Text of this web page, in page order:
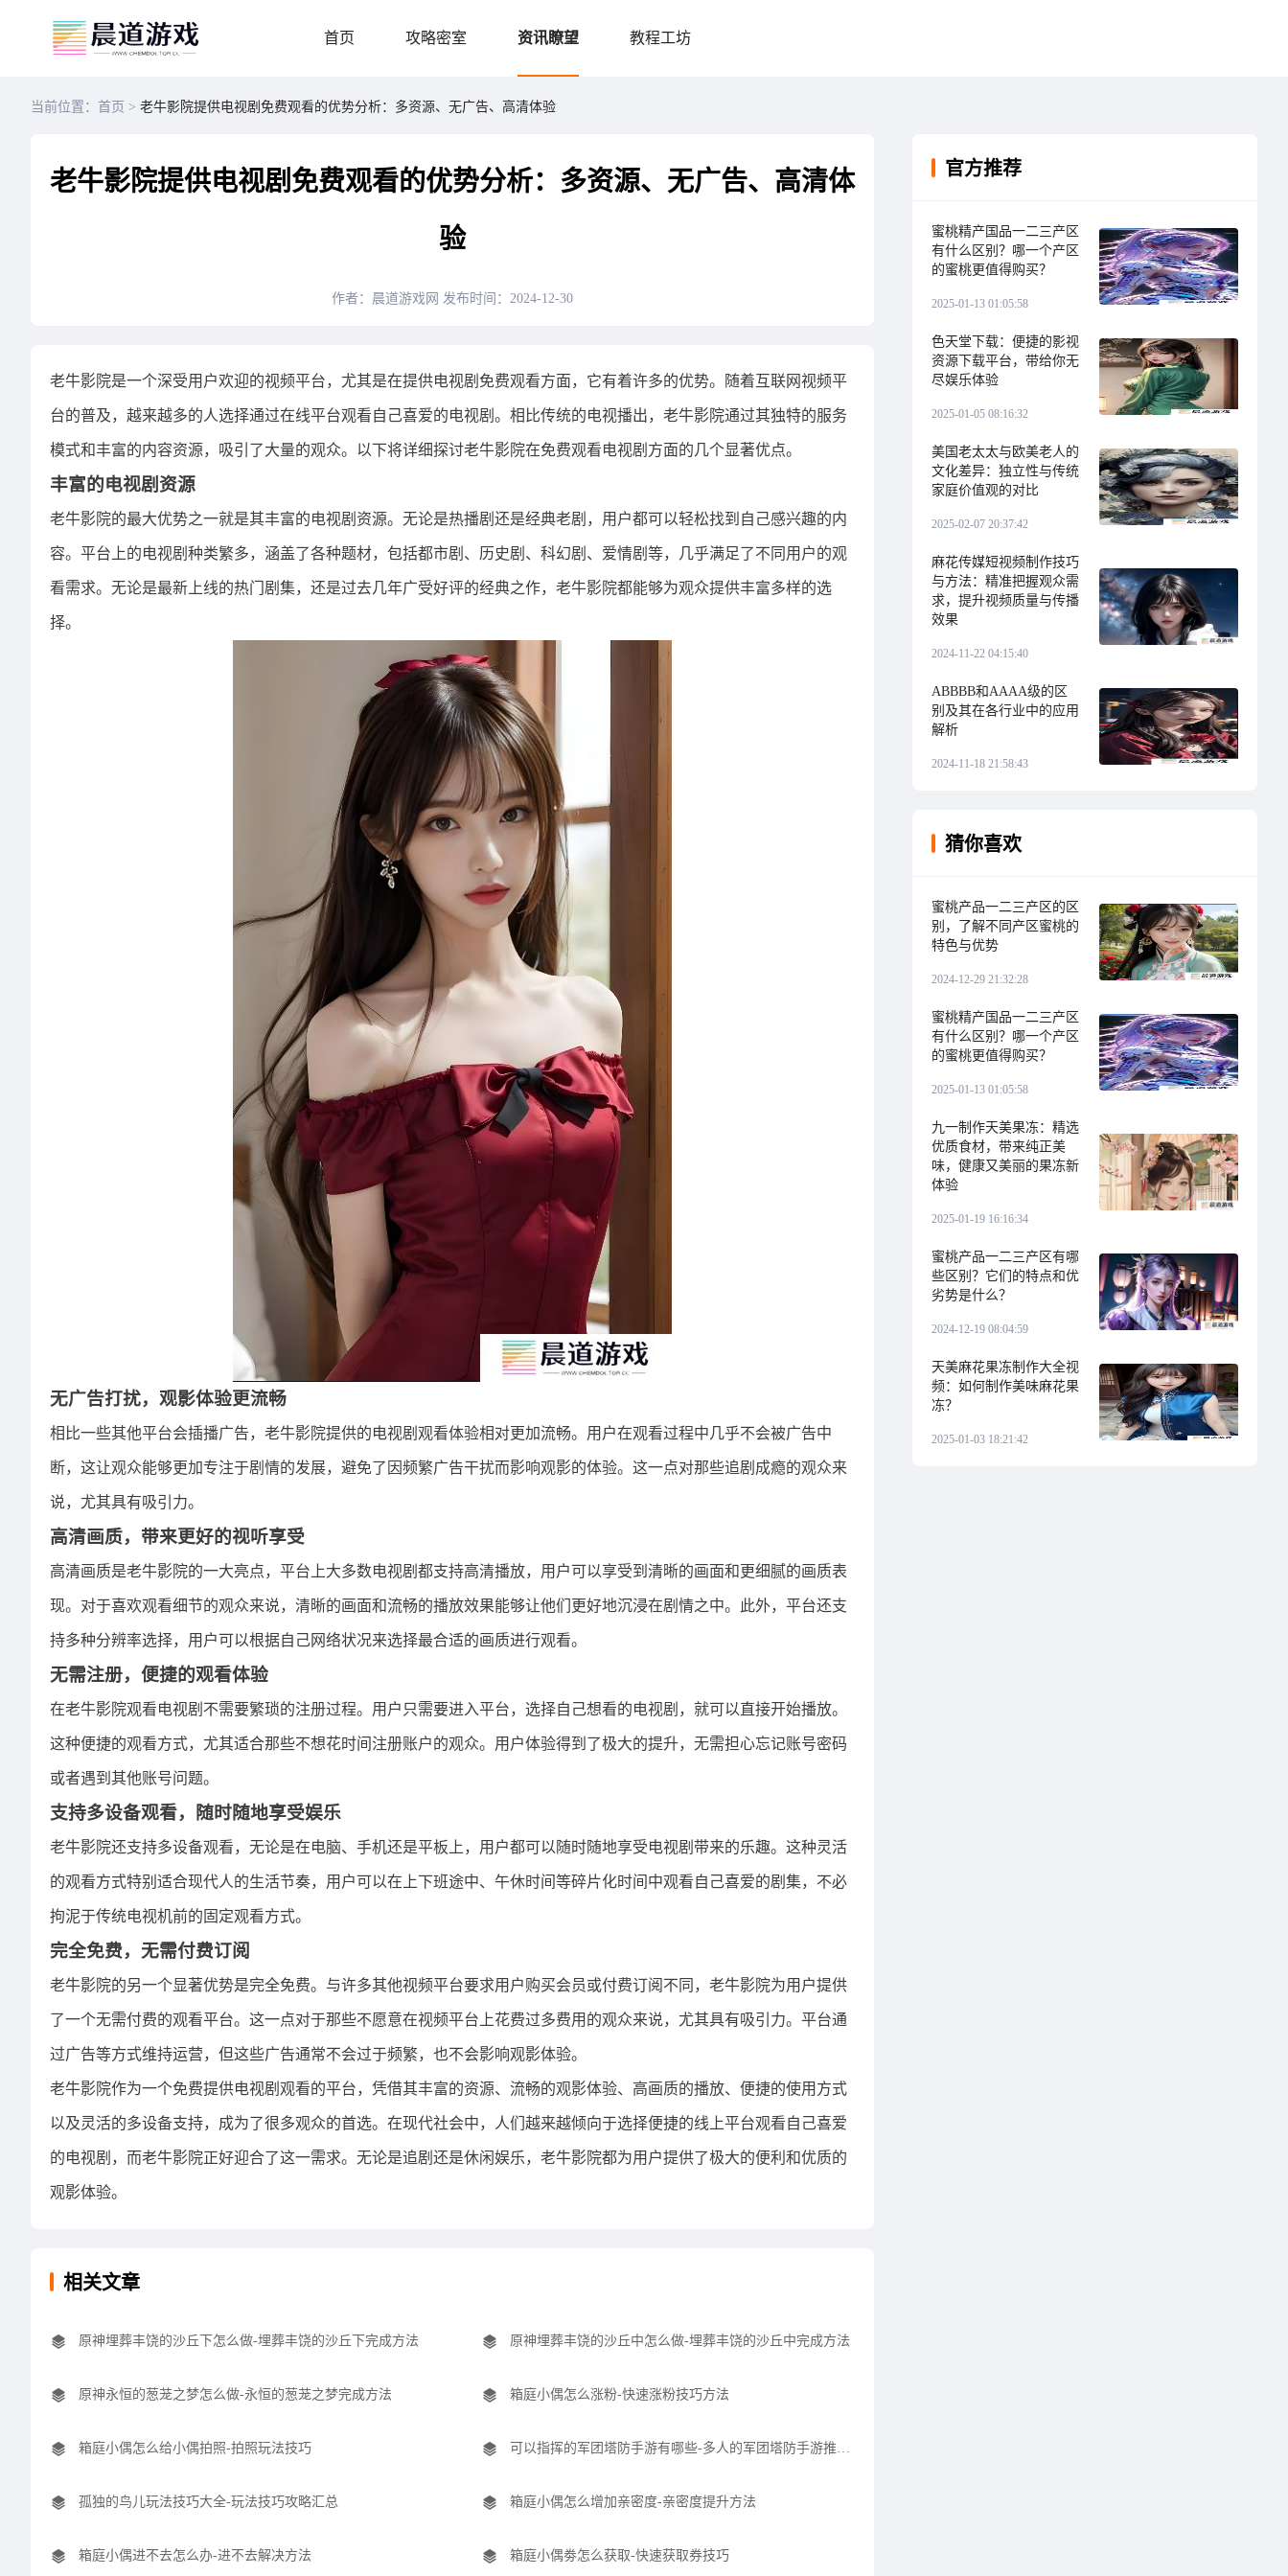
首页 攻略密室 资讯瞭望 教程工坊
当前位置：首页 > 老牛影院提供电视剧免费观看的优势分析：多资源、无广告、高清体验
老牛影院提供电视剧免费观看的优势分析：多资源、无广告、高清体
验
作者：晨道游戏网 发布时间：2024-12-30
老牛影院是一个深受用户欢迎的视频平台，尤其是在提供电视剧免费观看方面，它有着许多的优势。随着互联网视频平
台的普及，越来越多的人选择通过在线平台观看自己喜爱的电视剧。相比传统的电视播出，老牛影院通过其独特的服务
模式和丰富的内容资源，吸引了大量的观众。以下将详细探讨老牛影院在免费观看电视剧方面的几个显著优点。
丰富的电视剧资源
老牛影院的最大优势之一就是其丰富的电视剧资源。无论是热播剧还是经典老剧，用户都可以轻松找到自己感兴趣的内
容。平台上的电视剧种类繁多，涵盖了各种题材，包括都市剧、历史剧、科幻剧、爱情剧等，几乎满足了不同用户的观
看需求。无论是最新上线的热门剧集，还是过去几年广受好评的经典之作，老牛影院都能够为观众提供丰富多样的选
择。
无广告打扰，观影体验更流畅
相比一些其他平台会插播广告，老牛影院提供的电视剧观看体验相对更加流畅。用户在观看过程中几乎不会被广告中
断，这让观众能够更加专注于剧情的发展，避免了因频繁广告干扰而影响观影的体验。这一点对那些追剧成瘾的观众来
说，尤其具有吸引力。
高清画质，带来更好的视听享受
高清画质是老牛影院的一大亮点，平台上大多数电视剧都支持高清播放，用户可以享受到清晰的画面和更细腻的画质表
现。对于喜欢观看细节的观众来说，清晰的画面和流畅的播放效果能够让他们更好地沉浸在剧情之中。此外，平台还支
持多种分辨率选择，用户可以根据自己网络状况来选择最合适的画质进行观看。
无需注册，便捷的观看体验
在老牛影院观看电视剧不需要繁琐的注册过程。用户只需要进入平台，选择自己想看的电视剧，就可以直接开始播放。
这种便捷的观看方式，尤其适合那些不想花时间注册账户的观众。用户体验得到了极大的提升，无需担心忘记账号密码
或者遇到其他账号问题。
支持多设备观看，随时随地享受娱乐
老牛影院还支持多设备观看，无论是在电脑、手机还是平板上，用户都可以随时随地享受电视剧带来的乐趣。这种灵活
的观看方式特别适合现代人的生活节奏，用户可以在上下班途中、午休时间等碎片化时间中观看自己喜爱的剧集，不必
拘泥于传统电视机前的固定观看方式。
完全免费，无需付费订阅
老牛影院的另一个显著优势是完全免费。与许多其他视频平台要求用户购买会员或付费订阅不同，老牛影院为用户提供
了一个无需付费的观看平台。这一点对于那些不愿意在视频平台上花费过多费用的观众来说，尤其具有吸引力。平台通
过广告等方式维持运营，但这些广告通常不会过于频繁，也不会影响观影体验。
老牛影院作为一个免费提供电视剧观看的平台，凭借其丰富的资源、流畅的观影体验、高画质的播放、便捷的使用方式
以及灵活的多设备支持，成为了很多观众的首选。在现代社会中，人们越来越倾向于选择便捷的线上平台观看自己喜爱
的电视剧，而老牛影院正好迎合了这一需求。无论是追剧还是休闲娱乐，老牛影院都为用户提供了极大的便利和优质的
观影体验。
相关文章
原神埋葬丰饶的沙丘下怎么做-埋葬丰饶的沙丘下完成方法 原神埋葬丰饶的沙丘中怎么做-埋葬丰饶的沙丘中完成方法
原神永恒的葱茏之梦怎么做-永恒的葱茏之梦完成方法 箱庭小偶怎么涨粉-快速涨粉技巧方法
箱庭小偶怎么给小偶拍照-拍照玩法技巧 可以指挥的军团塔防手游有哪些-多人的军团塔防手游推荐盘点
孤独的鸟儿玩法技巧大全-玩法技巧攻略汇总 箱庭小偶怎么增加亲密度-亲密度提升方法
箱庭小偶进不去怎么办-进不去解决方法 箱庭小偶劵怎么获取-快速获取券技巧
官方推荐
蜜桃精产国品一二三产区
有什么区别？哪一个产区
的蜜桃更值得购买？
2025-01-13 01:05:58
色天堂下载：便捷的影视
资源下载平台，带给你无
尽娱乐体验
2025-01-05 08:16:32
美国老太太与欧美老人的
文化差异：独立性与传统
家庭价值观的对比
2025-02-07 20:37:42
麻花传媒短视频制作技巧
与方法：精准把握观众需
求，提升视频质量与传播
效果
2024-11-22 04:15:40
ABBBB和AAAA级的区
别及其在各行业中的应用
解析
2024-11-18 21:58:43
猜你喜欢
蜜桃产品一二三产区的区
别，了解不同产区蜜桃的
特色与优势
2024-12-29 21:32:28
蜜桃精产国品一二三产区
有什么区别？哪一个产区
的蜜桃更值得购买？
2025-01-13 01:05:58
九一制作天美果冻：精选
优质食材，带来纯正美
味，健康又美丽的果冻新
体验
2025-01-19 16:16:34
蜜桃产品一二三产区有哪
些区别？它们的特点和优
劣势是什么？
2024-12-19 08:04:59
天美麻花果冻制作大全视
频：如何制作美味麻花果
冻？
2025-01-03 18:21:42